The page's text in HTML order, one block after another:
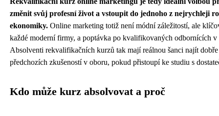
změnit svůj profesní život a vstoupit do jednoho z nejrychleji
ekonomiky. Online marketing totiž není módní záležitostí, ale
každé moderní firmy, a poptávka po kvalifikovaných odbornících v
Absolventi rekvalifikačních kurzů tak mají reálnou šanci najít
předchozích zkušeností v oboru, pokud přistoupí ke studiu s
Kdo může kurz absolvovat a proč